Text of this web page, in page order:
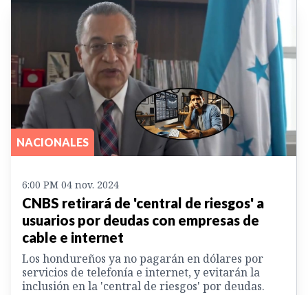
NACIONALES
6:00 PM 04 nov. 2024
CNBS retirará de 'central de riesgos' a
usuarios por deudas con empresas de
cable e internet
Los hondureños ya no pagarán en dólares por
servicios de telefonía e internet, y evitarán la
inclusión en la 'central de riesgos' por deudas.